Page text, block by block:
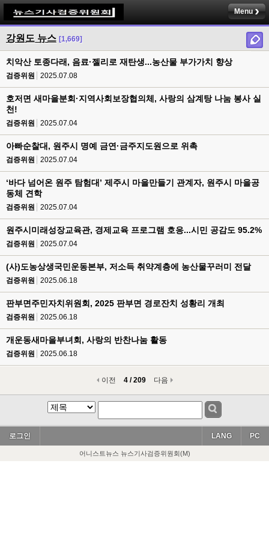
Menu
강원도 뉴스 [1,669]
치악산 토종다래, 음료·젤리로 재탄생...농산물 부가가치 향상
검증위원 2025.07.08
호저면 새마을분회·지역사회보장협의체, 사랑의 삼계탕 나눔 봉사 실
천!
검증위원 2025.07.04
아빠순찰대, 원주시 명예 금연·금주지도원으로 위촉
검증위원 2025.07.04
‘바다 넘어온 원주 탐험대’ 제주시 마을만들기 관계자, 원주시 마을공
동체 견학
검증위원 2025.07.04
원주시미래성장교육관, 경제교육 프로그램 호응...시민 공감도 95.2%
검증위원 2025.07.04
(사)도농상생국민운동본부, 저소득 취약계층에 농산물꾸러미 전달
검증위원 2025.06.18
판부면주민자치위원회, 2025 판부면 경로잔치 성황리 개최
검증위원 2025.06.18
개운동새마을부녀회, 사랑의 반찬나눔 활동
검증위원 2025.06.18
이전 4 / 209 다음
로그인 PC
LANG
어니스트뉴스 뉴스기사검증위원회(M)